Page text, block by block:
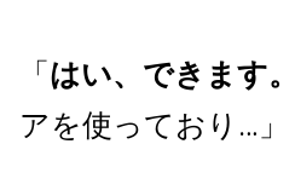
「 はい、できます。
アを使っており…」